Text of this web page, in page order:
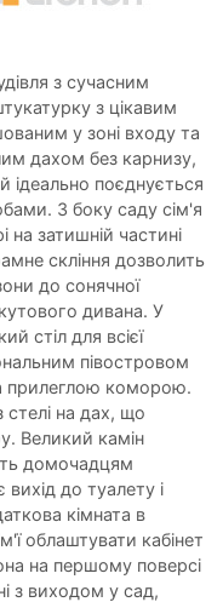
з сучасним
з цікавим
у зоні входу та
дахом без карнизу,
поєднується
З боку саду сім'я
на затишній частині
скління дозволить
до сонячної
кутового дивана. У
стіл для всієї
півостровом
прилеглою коморою.
стелі на дах, що
Великий камін
домочадцям
вихід до туалету і
кімната в
облаштувати кабінет
на першому поверсі
з виходом у сад,